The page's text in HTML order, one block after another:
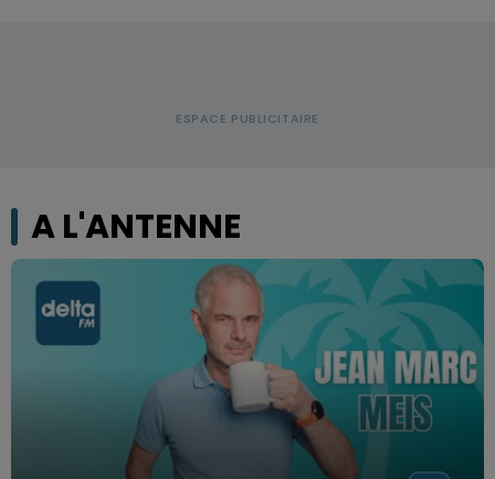
A L'ANTENNE